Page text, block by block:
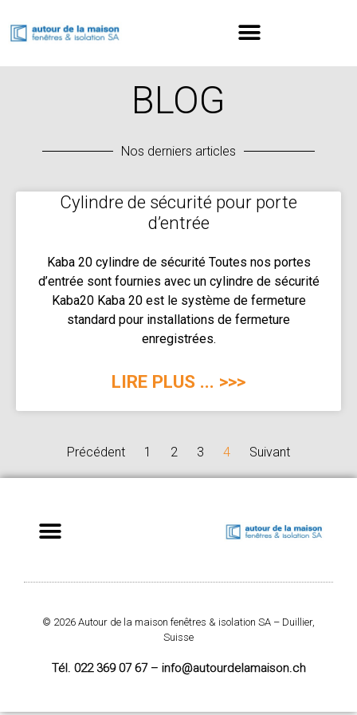
BLOG
Nos derniers articles
Cylindre de sécurité pour porte
d’entrée
Kaba 20 cylindre de sécurité Toutes nos portes
d’entrée sont fournies avec un cylindre de sécurité
Kaba20 Kaba 20 est le système de fermeture
standard pour installations de fermeture
enregistrées.
LIRE PLUS ... >>>
Précédent 1 2 3 4 Suivant
© 2026 Autour de la maison fenêtres & isolation SA – Duillier,
Suisse
Tél. 022 369 07 67 – info@autourdelamaison.ch